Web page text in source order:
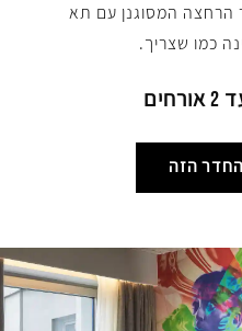
הרחצה המסוגנן עם תא
כמו שצריך.
הזה